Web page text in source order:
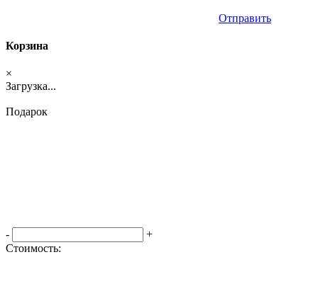
Отправить
Корзина
×
Загрузка...
Подарок
-
+
Стоимость: